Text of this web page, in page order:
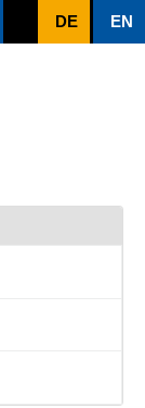
DE EN